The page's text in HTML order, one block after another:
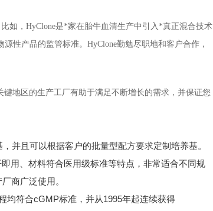
如，HyClone是*家在胎牛血清生产中引入*真正混合技术
性产品的监管标准。HyClone勤勉尽职地和客户合作，
地区的生产工厂有助于满足不断增长的需求，并保证您
并且可以根据客户的批量型配方要求定制培养基。
用、材料符合医用级标准等特点，非常适合不同规
商广泛使用。
均符合cGMP标准，并从1995年起连续获得